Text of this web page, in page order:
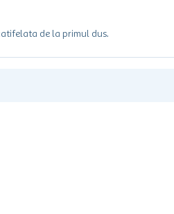
de la primul dus.